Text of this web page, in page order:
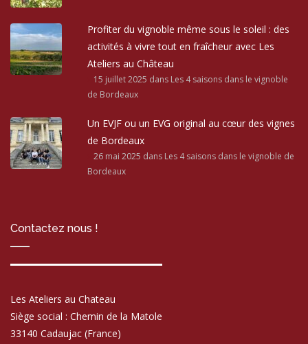
Profiter du vignoble même sous le soleil : des
activités à vivre tout en fraîcheur avec Les
Ateliers au Château
15 juillet 2025 dans Les 4 saisons dans le vignoble
de Bordeaux
Un EVJF ou un EVG original au cœur des vignes
de Bordeaux
26 mai 2025 dans Les 4 saisons dans le vignoble de
Bordeaux
Contactez nous !
Les Ateliers au Chateau
Siège social : Chemin de la Matole
33140 Cadaujac (France)